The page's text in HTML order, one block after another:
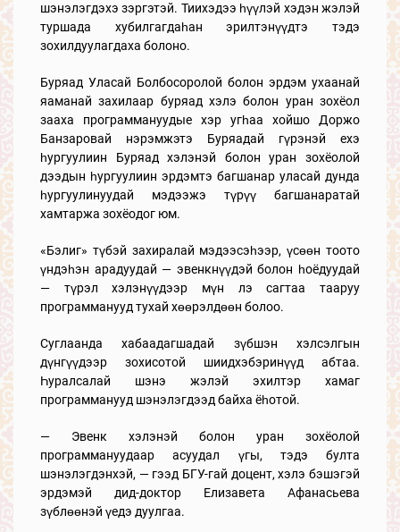
шэнэлэгдэхэ зэргэтэй. Тиихэдээ һүүлэй хэдэн жэлэй
туршада хубилгагдаһан эрилтэнүүдтэ тэдэ
зохилдуулагдаха болоно.
Буряад Уласай Болбосоролой болон эрдэм ухаанай
яаманай захилаар буряад хэлэ болон уран зохёол
зааха программануудые хэр угһаа хойшо Доржо
Банзаровай нэрэмжэтэ Буряадай гүрэнэй ехэ
һургуулиин Буряад хэлэнэй болон уран зохёолой
дээдын һургуулиин эрдэмтэ багшанар уласай дунда
һургуулинуудай мэдээжэ түрүү багшанаратай
хамтаржа зохёодог юм.
«Бэлиг» түбэй захиралай мэдээсэһээр, үсөөн тоото
үндэһэн арадуудай — эвенкнүүдэй болон һоёдуудай
— түрэл хэлэнүүдээр мүн лэ сагтаа тааруу
программанууд тухай хөөрэлдөөн болоо.
Суглаанда хабаадагшадай зүбшэн хэлсэлгын
дүнгүүдээр зохисотой шиидхэбэринүүд абтаа.
Һуралсалай шэнэ жэлэй эхилтэр хамаг
программанууд шэнэлэгдээд байха ёһотой.
— Эвенк хэлэнэй болон уран зохёолой
программануудаар асуудал үгы, тэдэ булта
шэнэлэгдэнхэй, — гээд БГУ-гай доцент, хэлэ бэшэгэй
эрдэмэй дид-доктор Елизавета Афанасьева
зүблөөнэй үедэ дуулгаа.